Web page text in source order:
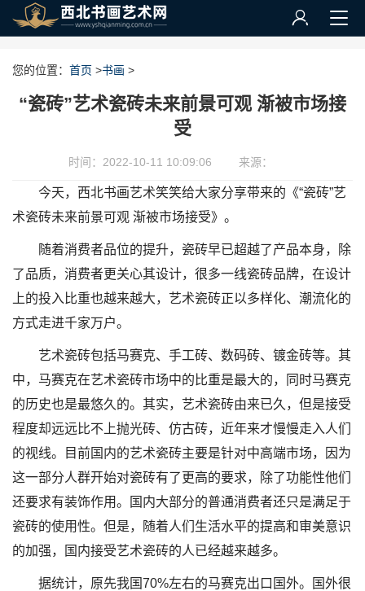
您的位置： 首页 >书画 >
“瓷砖”艺术瓷砖未来前景可观 渐被市场接
受
时间：2022-10-11 10:09:06 来源：
今天，西北书画艺术笑笑给大家分享带来的《“瓷砖”艺
术瓷砖未来前景可观 渐被市场接受》。
随着消费者品位的提升，瓷砖早已超越了产品本身，除
了品质，消费者更关心其设计，很多一线瓷砖品牌，在设计
上的投入比重也越来越大，艺术瓷砖正以多样化、潮流化的
方式走进千家万户。
艺术瓷砖包括马赛克、手工砖、数码砖、镀金砖等。其
中，马赛克在艺术瓷砖市场中的比重是最大的，同时马赛克
的历史也是最悠久的。其实，艺术瓷砖由来已久，但是接受
程度却远远比不上抛光砖、仿古砖，近年来才慢慢走入人们
的视线。目前国内的艺术瓷砖主要是针对中高端市场，因为
这一部分人群开始对瓷砖有了更高的要求，除了功能性他们
还要求有装饰作用。国内大部分的普通消费者还只是满足于
瓷砖的使用性。但是，随着人们生活水平的提高和审美意识
的加强，国内接受艺术瓷砖的人已经越来越多。
据统计，原先我国70%左右的马赛克出口国外。国外很